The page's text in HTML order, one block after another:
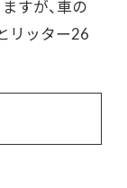
すが、車の
リッター26